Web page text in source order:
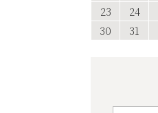
23
24
30
31